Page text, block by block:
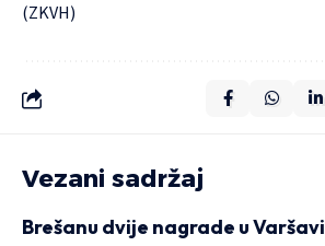
(ZKVH)
Vezani sadržaj
Brešanu dvije nagrade u Varšavi